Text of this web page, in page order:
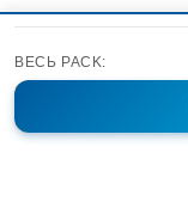
ВЕСЬ PACK: